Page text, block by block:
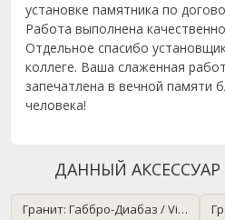
установке памятника по
Работа выполнена
Отдельное спасибо
коллеге. Ваша слаженная
запечатлена в вечной памяти
человека!
ДАННЫЙ
Гранит: Габбро-Диабаз / Viscont White